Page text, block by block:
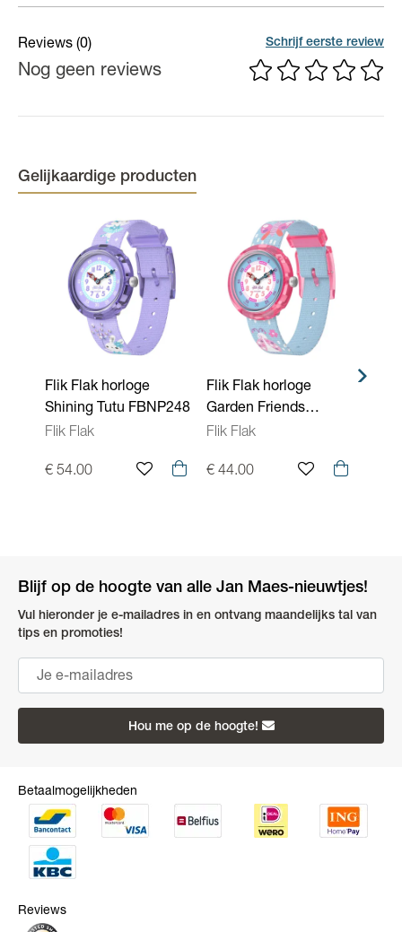
van 2 jaar op fabricagefouten aan het binnenwerk.
Materiaal band
Materiaal kast Bio-plastic / biopoly
Kleur band Blauw
Binnenwerk
Waterdichtheid 3 ATM - 30 meter
Kenmerken Uurwerken Aflezing: analoog, Gespsluiting
Reviews (0) Schrijf eerste review
Nog geen reviews
Gelijkaardige producten
Flik Flak horloge
Shining Tutu FBNP248
Flik Flak
€ 54.00
Flik Flak horloge
Garden Friends
FBNP253
Flik Flak
€ 44.00
Blijf op de hoogte van alle Jan Maes-nieuwtjes!
Vul hieronder je e-mailadres in en ontvang maandelijks tal van
tips en promoties!
Hou me op de hoogte!
Betaalmogelijkheden
Reviews